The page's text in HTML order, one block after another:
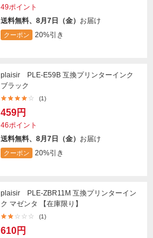
49ポイント
送料無料、8月7日（金） お届け
クーポン 20%引き
plaisir PLE-E59B 互換プリンターインク
ブラック
(1)
459円
46ポイント
送料無料、8月7日（金） お届け
クーポン 20%引き
plaisir PLE-ZBR11M 互換プリンターイン
ク マゼンタ 【在庫限り】
(1)
610円